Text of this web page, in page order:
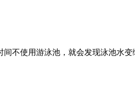
不使用游泳池，就会发现泳池水